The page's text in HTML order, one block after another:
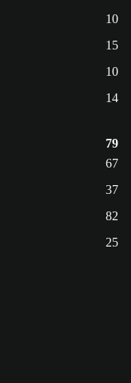
10
15
10
14
79
67
37
82
25